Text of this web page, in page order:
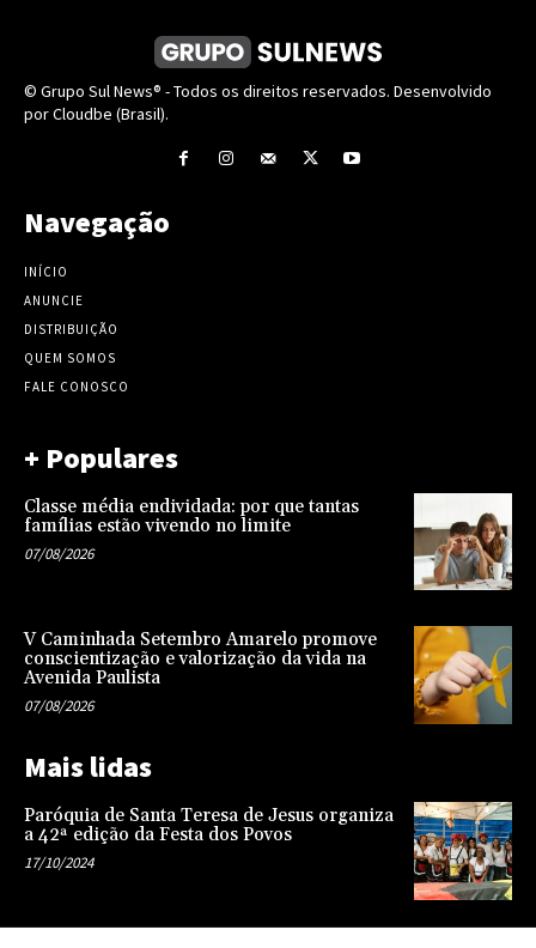
© Grupo Sul News® - Todos os direitos reservados. Desenvolvido
por Cloudbe (Brasil).
Navegação
INÍCIO
ANUNCIE
DISTRIBUIÇÃO
QUEM SOMOS
FALE CONOSCO
+ Populares
Classe média endividada: por que tantas
famílias estão vivendo no limite
07/08/2026
V Caminhada Setembro Amarelo promove
conscientização e valorização da vida na
Avenida Paulista
07/08/2026
Mais lidas
Paróquia de Santa Teresa de Jesus organiza
a 42ª edição da Festa dos Povos
17/10/2024